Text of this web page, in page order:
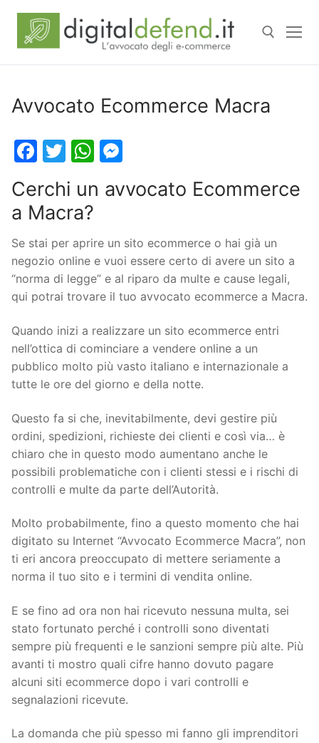
Avvocato Ecommerce Macra
Facebook
TwitterWhatsApp
Cerchi un avvocato Ecommerce
a Macra?
Se stai per aprire un sito ecommerce o hai già un
negozio online e vuoi essere certo di avere un sito a
“norma di legge” e al riparo da multe e cause legali,
qui potrai trovare il tuo avvocato ecommerce a Macra.
Quando inizi a realizzare un sito ecommerce entri
nell’ottica di cominciare a vendere online a un
pubblico molto più vasto italiano e internazionale a
tutte le ore del giorno e della notte.
Questo fa si che, inevitabilmente, devi gestire più
ordini, spedizioni, richieste dei clienti e così via… è
chiaro che in questo modo aumentano anche le
possibili problematiche con i clienti stessi e i rischi di
controlli e multe da parte dell’Autorità.
Molto probabilmente, fino a questo momento che hai
digitato su Internet “Avvocato Ecommerce Macra”, non
ti eri ancora preoccupato di mettere seriamente a
norma il tuo sito e i termini di vendita online.
E se fino ad ora non hai ricevuto nessuna multa, sei
stato fortunato perché i controlli sono diventati
sempre più frequenti e le sanzioni sempre più alte. Più
avanti ti mostro quali cifre hanno dovuto pagare
alcuni siti ecommerce dopo i vari controlli e
segnalazioni ricevute.
La domanda che più spesso mi fanno gli imprenditori